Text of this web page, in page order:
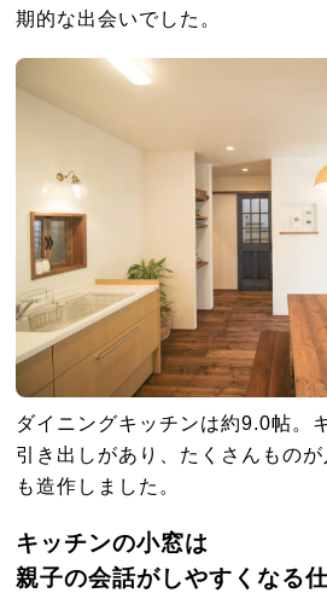
期的な出会いでした。
ダイニングキッチンは約9.0帖。
引き出しがあり、たくさんもの
も造作しました。
キッチンの小窓は
親子の会話がしやすくなる